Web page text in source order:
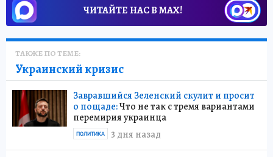
ЧИТАЙТЕ НАС В МАХ!
ТАКЖЕ ПО ТЕМЕ:
Украинский кризис
Завравшийся Зеленский скулит и просит
о пощаде:Что не так с тремя вариантами
перемирия украинца
3 дня назад
ПОЛИТИКА